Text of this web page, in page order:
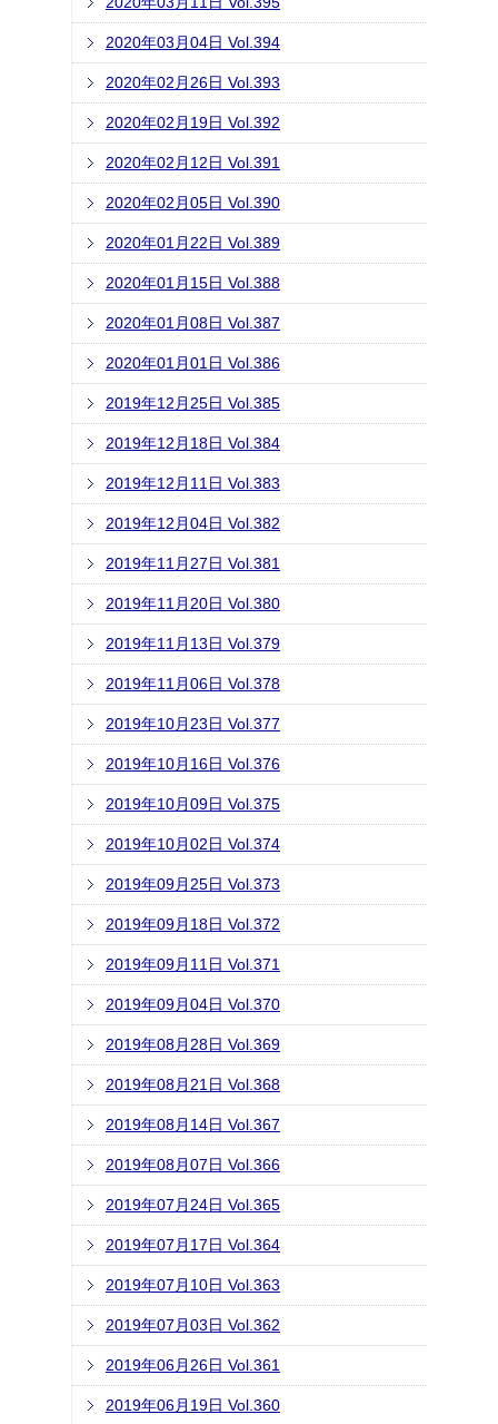
2020年03月04日 Vol.394
2020年02月26日 Vol.393
2020年02月19日 Vol.392
2020年02月12日 Vol.391
2020年02月05日 Vol.390
2020年01月22日 Vol.389
2020年01月15日 Vol.388
2020年01月08日 Vol.387
2020年01月01日 Vol.386
2019年12月25日 Vol.385
2019年12月18日 Vol.384
2019年12月11日 Vol.383
2019年12月04日 Vol.382
2019年11月27日 Vol.381
2019年11月20日 Vol.380
2019年11月13日 Vol.379
2019年11月06日 Vol.378
2019年10月23日 Vol.377
2019年10月16日 Vol.376
2019年10月09日 Vol.375
2019年10月02日 Vol.374
2019年09月25日 Vol.373
2019年09月18日 Vol.372
2019年09月11日 Vol.371
2019年09月04日 Vol.370
2019年08月28日 Vol.369
2019年08月21日 Vol.368
2019年08月14日 Vol.367
2019年08月07日 Vol.366
2019年07月24日 Vol.365
2019年07月17日 Vol.364
2019年07月10日 Vol.363
2019年07月03日 Vol.362
2019年06月26日 Vol.361
2019年06月19日 Vol.360